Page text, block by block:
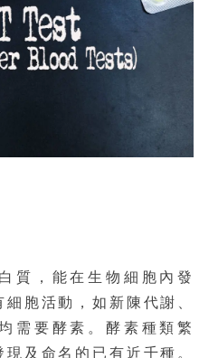
質，能在生物細胞內發
胞活動，如新陳代謝、
需要酵素。酵素種類繁
及命名的已有近千種。